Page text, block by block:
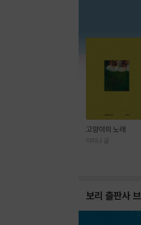
고양이의 노래
이미나 글
보리 출판사